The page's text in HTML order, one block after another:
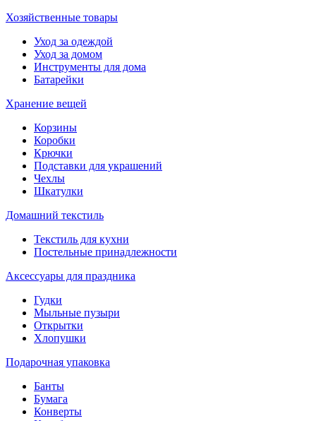
Хозяйственные товары
Уход за одеждой
Уход за домом
Инструменты для дома
Батарейки
Хранение вещей
Корзины
Коробки
Крючки
Подставки для украшений
Чехлы
Шкатулки
Домашний текстиль
Текстиль для кухни
Постельные принадлежности
Аксессуары для праздника
Гудки
Мыльные пузыри
Открытки
Хлопушки
Подарочная упаковка
Банты
Бумага
Конверты